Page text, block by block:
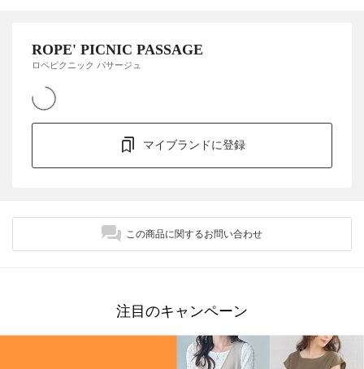
ROPE' PICNIC PASSAGE
ロペピクニック パサージュ
マイブランドに登録
この商品に関するお問い合わせ
注目のキャンペーン